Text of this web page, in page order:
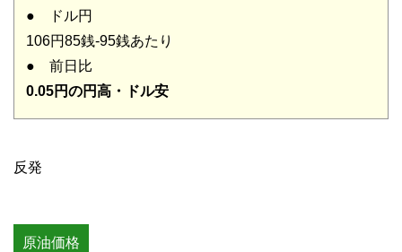
● ドル円
106円85銭-95銭あたり
● 前日比
0.05円の円高・ドル安
反発
原油価格